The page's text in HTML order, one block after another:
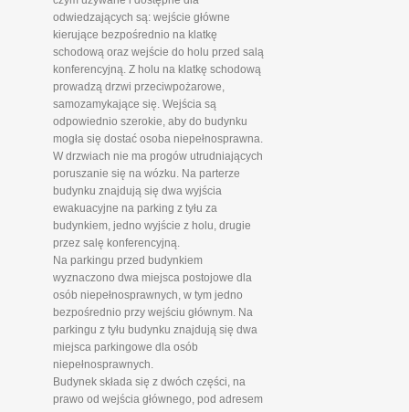
odwiedzających są: wejście główne
kierujące bezpośrednio na klatkę
schodową oraz wejście do holu przed salą
konferencyjną. Z holu na klatkę schodową
prowadzą drzwi przeciwpożarowe,
samozamykające się. Wejścia są
odpowiednio szerokie, aby do budynku
mogła się dostać osoba niepełnosprawna.
W drzwiach nie ma progów utrudniających
poruszanie się na wózku. Na parterze
budynku znajdują się dwa wyjścia
ewakuacyjne na parking z tyłu za
budynkiem, jedno wyjście z holu, drugie
przez salę konferencyjną.
Na parkingu przed budynkiem
wyznaczono dwa miejsca postojowe dla
osób niepełnosprawnych, w tym jedno
bezpośrednio przy wejściu głównym. Na
parkingu z tyłu budynku znajdują się dwa
miejsca parkingowe dla osób
niepełnosprawnych.
Budynek składa się z dwóch części, na
prawo od wejścia głównego, pod adresem